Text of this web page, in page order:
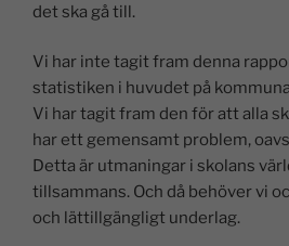
det ska gå till.
Vi har inte tagit fram denna
statistiken i huvudet på
Vi har tagit fram den för att alla
har ett gemensamt problem,
Detta är utmaningar i skolans
tillsammans. Och då behöver vi
och lättillgängligt underlag.